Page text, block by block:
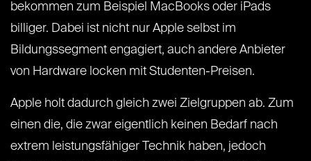
bekommen zum Beispiel MacBooks oder iPads
billiger. Dabei ist nicht nur Apple selbst im
Bildungssegment engagiert, auch andere Anbieter
von Hardware locken mit Studenten-Preisen.
Apple holt dadurch gleich zwei Zielgruppen ab. Zum
einen die, die zwar eigentlich keinen Bedarf nach
extrem leistungsfähiger Technik haben, jedoch